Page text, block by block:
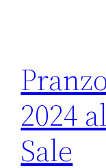
2024
Sale